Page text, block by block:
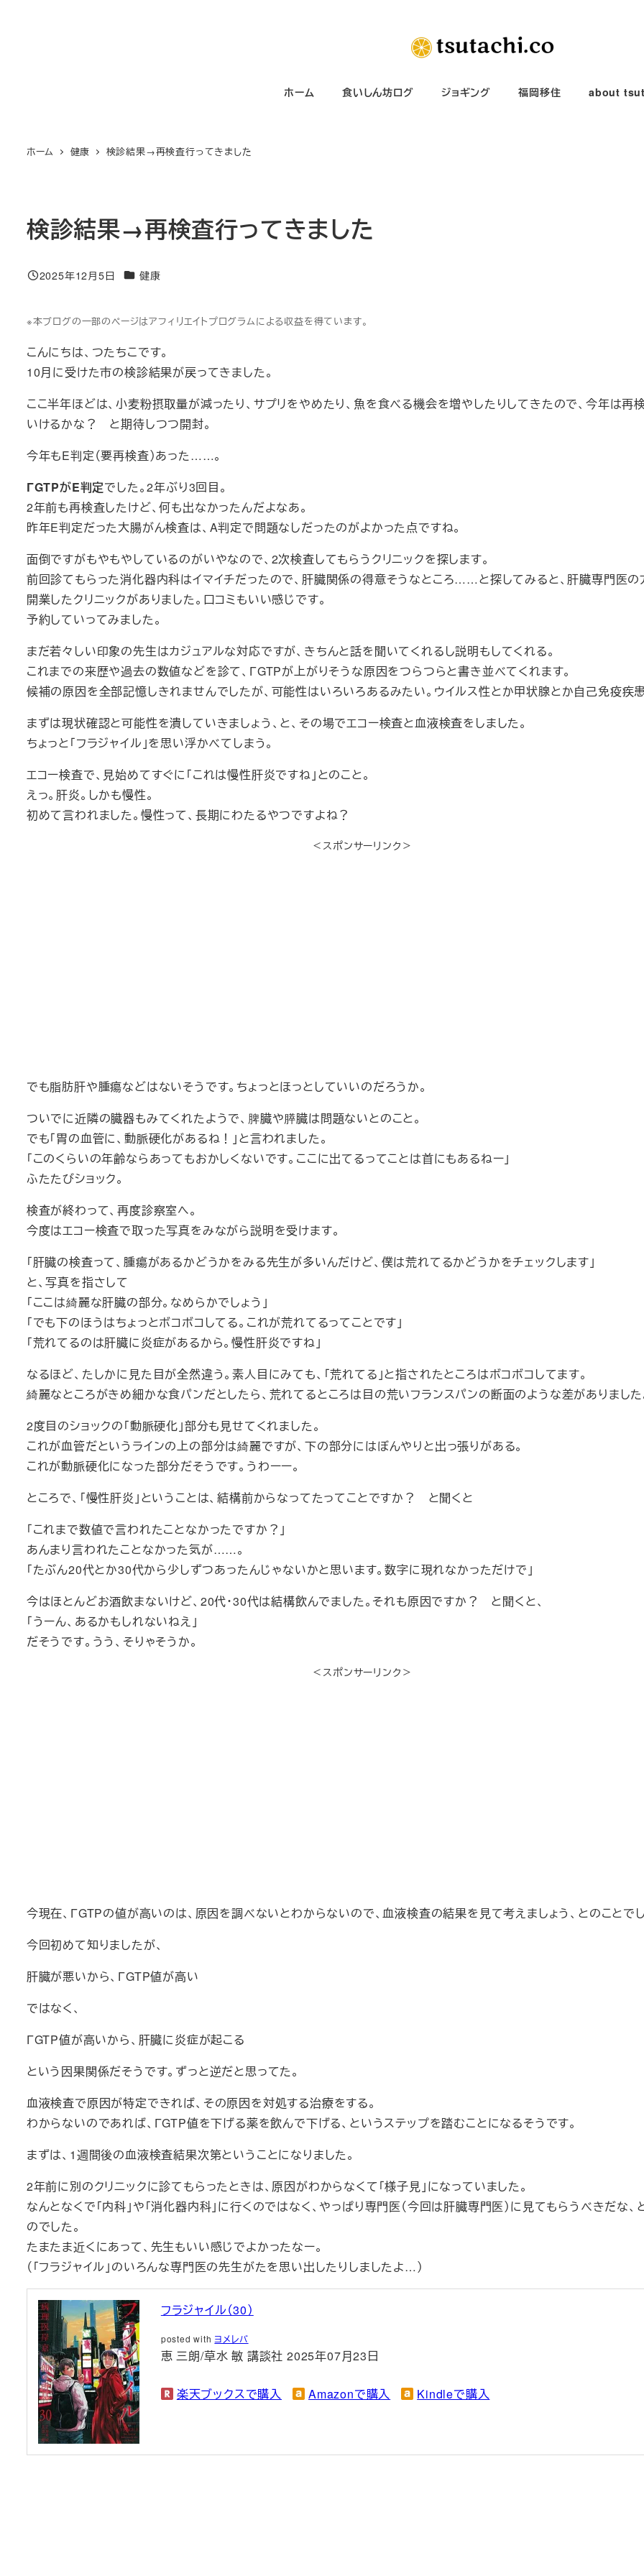
ホーム 食いしん坊ログ ジョギング 福岡移住 about
ホーム 健康 検診結果→再検査行ってきました
検診結果→再検査行ってきました
投稿日
2025年12月5日 カテゴリー
健康
※本ブログの一部のページはアフィリエイトプログラムによる収益を得ています。
こんにちは、つたちこです。
10月に受けた市の検診結果が戻ってきました。
ここ半年ほどは、小麦粉摂取量が減ったり、サプリをやめたり、魚を食べる機会を増やしたりしてきたので、今年は再
いけるかな？ と期待しつつ開封。
今年もE判定（要再検査）あった……。
ΓGTPがE判定でした。2年ぶり3回目。
2年前も再検査したけど、何も出なかったんだよなあ。
昨年E判定だった大腸がん検査は、A判定で問題なしだったのがよかった点ですね。
面倒ですがもやもやしているのがいやなので、2次検査してもらうクリニックを探します。
前回診てもらった消化器内科はイマイチだったので、肝臓関係の得意そうなところ……と探してみると、肝臓専門医
開業したクリニックがありました。口コミもいい感じです。
予約していってみました。
まだ若々しい印象の先生はカジュアルな対応ですが、きちんと話を聞いてくれるし説明もしてくれる。
これまでの来歴や過去の数値などを診て、ΓGTPが上がりそうな原因をつらつらと書き並べてくれます。
候補の原因を全部記憶しきれませんでしたが、可能性はいろいろあるみたい。ウイルス性とか甲状腺とか自己免疫疾
まずは現状確認と可能性を潰していきましょう、と、その場でエコー検査と血液検査をしました。
ちょっと「フラジャイル」を思い浮かべてしまう。
エコー検査で、見始めてすぐに「これは慢性肝炎ですね」とのこと。
えっ。肝炎。しかも慢性。
初めて言われました。慢性って、長期にわたるやつですよね？
＜スポンサーリンク＞
でも脂肪肝や腫瘍などはないそうです。ちょっとほっとしていいのだろうか。
ついでに近隣の臓器もみてくれたようで、脾臓や膵臓は問題ないとのこと。
でも「胃の血管に、動脈硬化があるね！」と言われました。
「このくらいの年齢ならあってもおかしくないです。ここに出てるってことは首にもあるねー」
ふたたびショック。
検査が終わって、再度診察室へ。
今度はエコー検査で取った写真をみながら説明を受けます。
「肝臓の検査って、腫瘍があるかどうかをみる先生が多いんだけど、僕は荒れてるかどうかをチェックします」
と、写真を指さして
「ここは綺麗な肝臓の部分。なめらかでしょう」
「でも下のほうはちょっとボコボコしてる。これが荒れてるってことです」
「荒れてるのは肝臓に炎症があるから。慢性肝炎ですね」
なるほど、たしかに見た目が全然違う。素人目にみても、「荒れてる」と指されたところはボコボコしてます。
綺麗なところがきめ細かな食パンだとしたら、荒れてるところは目の荒いフランスパンの断面のような差がありました
2度目のショックの「動脈硬化」部分も見せてくれました。
これが血管だというラインの上の部分は綺麗ですが、下の部分にはぼんやりと出っ張りがある。
これが動脈硬化になった部分だそうです。うわーー。
ところで、「慢性肝炎」ということは、結構前からなってたってことですか？ と聞くと
「これまで数値で言われたことなかったですか？」
あんまり言われたことなかった気が……。
「たぶん20代とか30代から少しずつあったんじゃないかと思います。数字に現れなかっただけで」
今はほとんどお酒飲まないけど、20代・30代は結構飲んでました。それも原因ですか？ と聞くと、
「うーん、あるかもしれないねえ」
だそうです。うう、そりゃそうか。
＜スポンサーリンク＞
今現在、ΓGTPの値が高いのは、原因を調べないとわからないので、血液検査の結果を見て考えましょう、とのことで
今回初めて知りましたが、
肝臓が悪いから、ΓGTP値が高い
ではなく、
ΓGTP値が高いから、肝臓に炎症が起こる
という因果関係だそうです。ずっと逆だと思ってた。
血液検査で原因が特定できれば、その原因を対処する治療をする。
わからないのであれば、ΓGTP値を下げる薬を飲んで下げる、というステップを踏むことになるそうです。
まずは、1週間後の血液検査結果次第ということになりました。
2年前に別のクリニックに診てもらったときは、原因がわからなくて「様子見」になっていました。
なんとなくで「内科」や「消化器内科」に行くのではなく、やっぱり専門医（今回は肝臓専門医）に見てもらうべきだな、
のでした。
たまたま近くにあって、先生もいい感じでよかったなー。
（「フラジャイル」のいろんな専門医の先生がたを思い出したりしましたよ…）
フラジャイル（30）
posted with ヨメレバ
恵 三朗/草水 敏 講談社 2025年07月23日
楽天ブックスで購入 Amazonで購入 Kindleで購入